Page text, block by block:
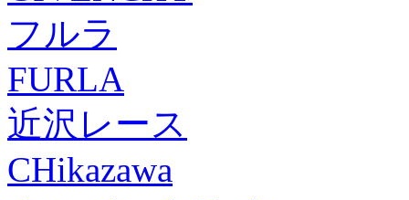
フルラ
FURLA
近沢レース
CHikazawa